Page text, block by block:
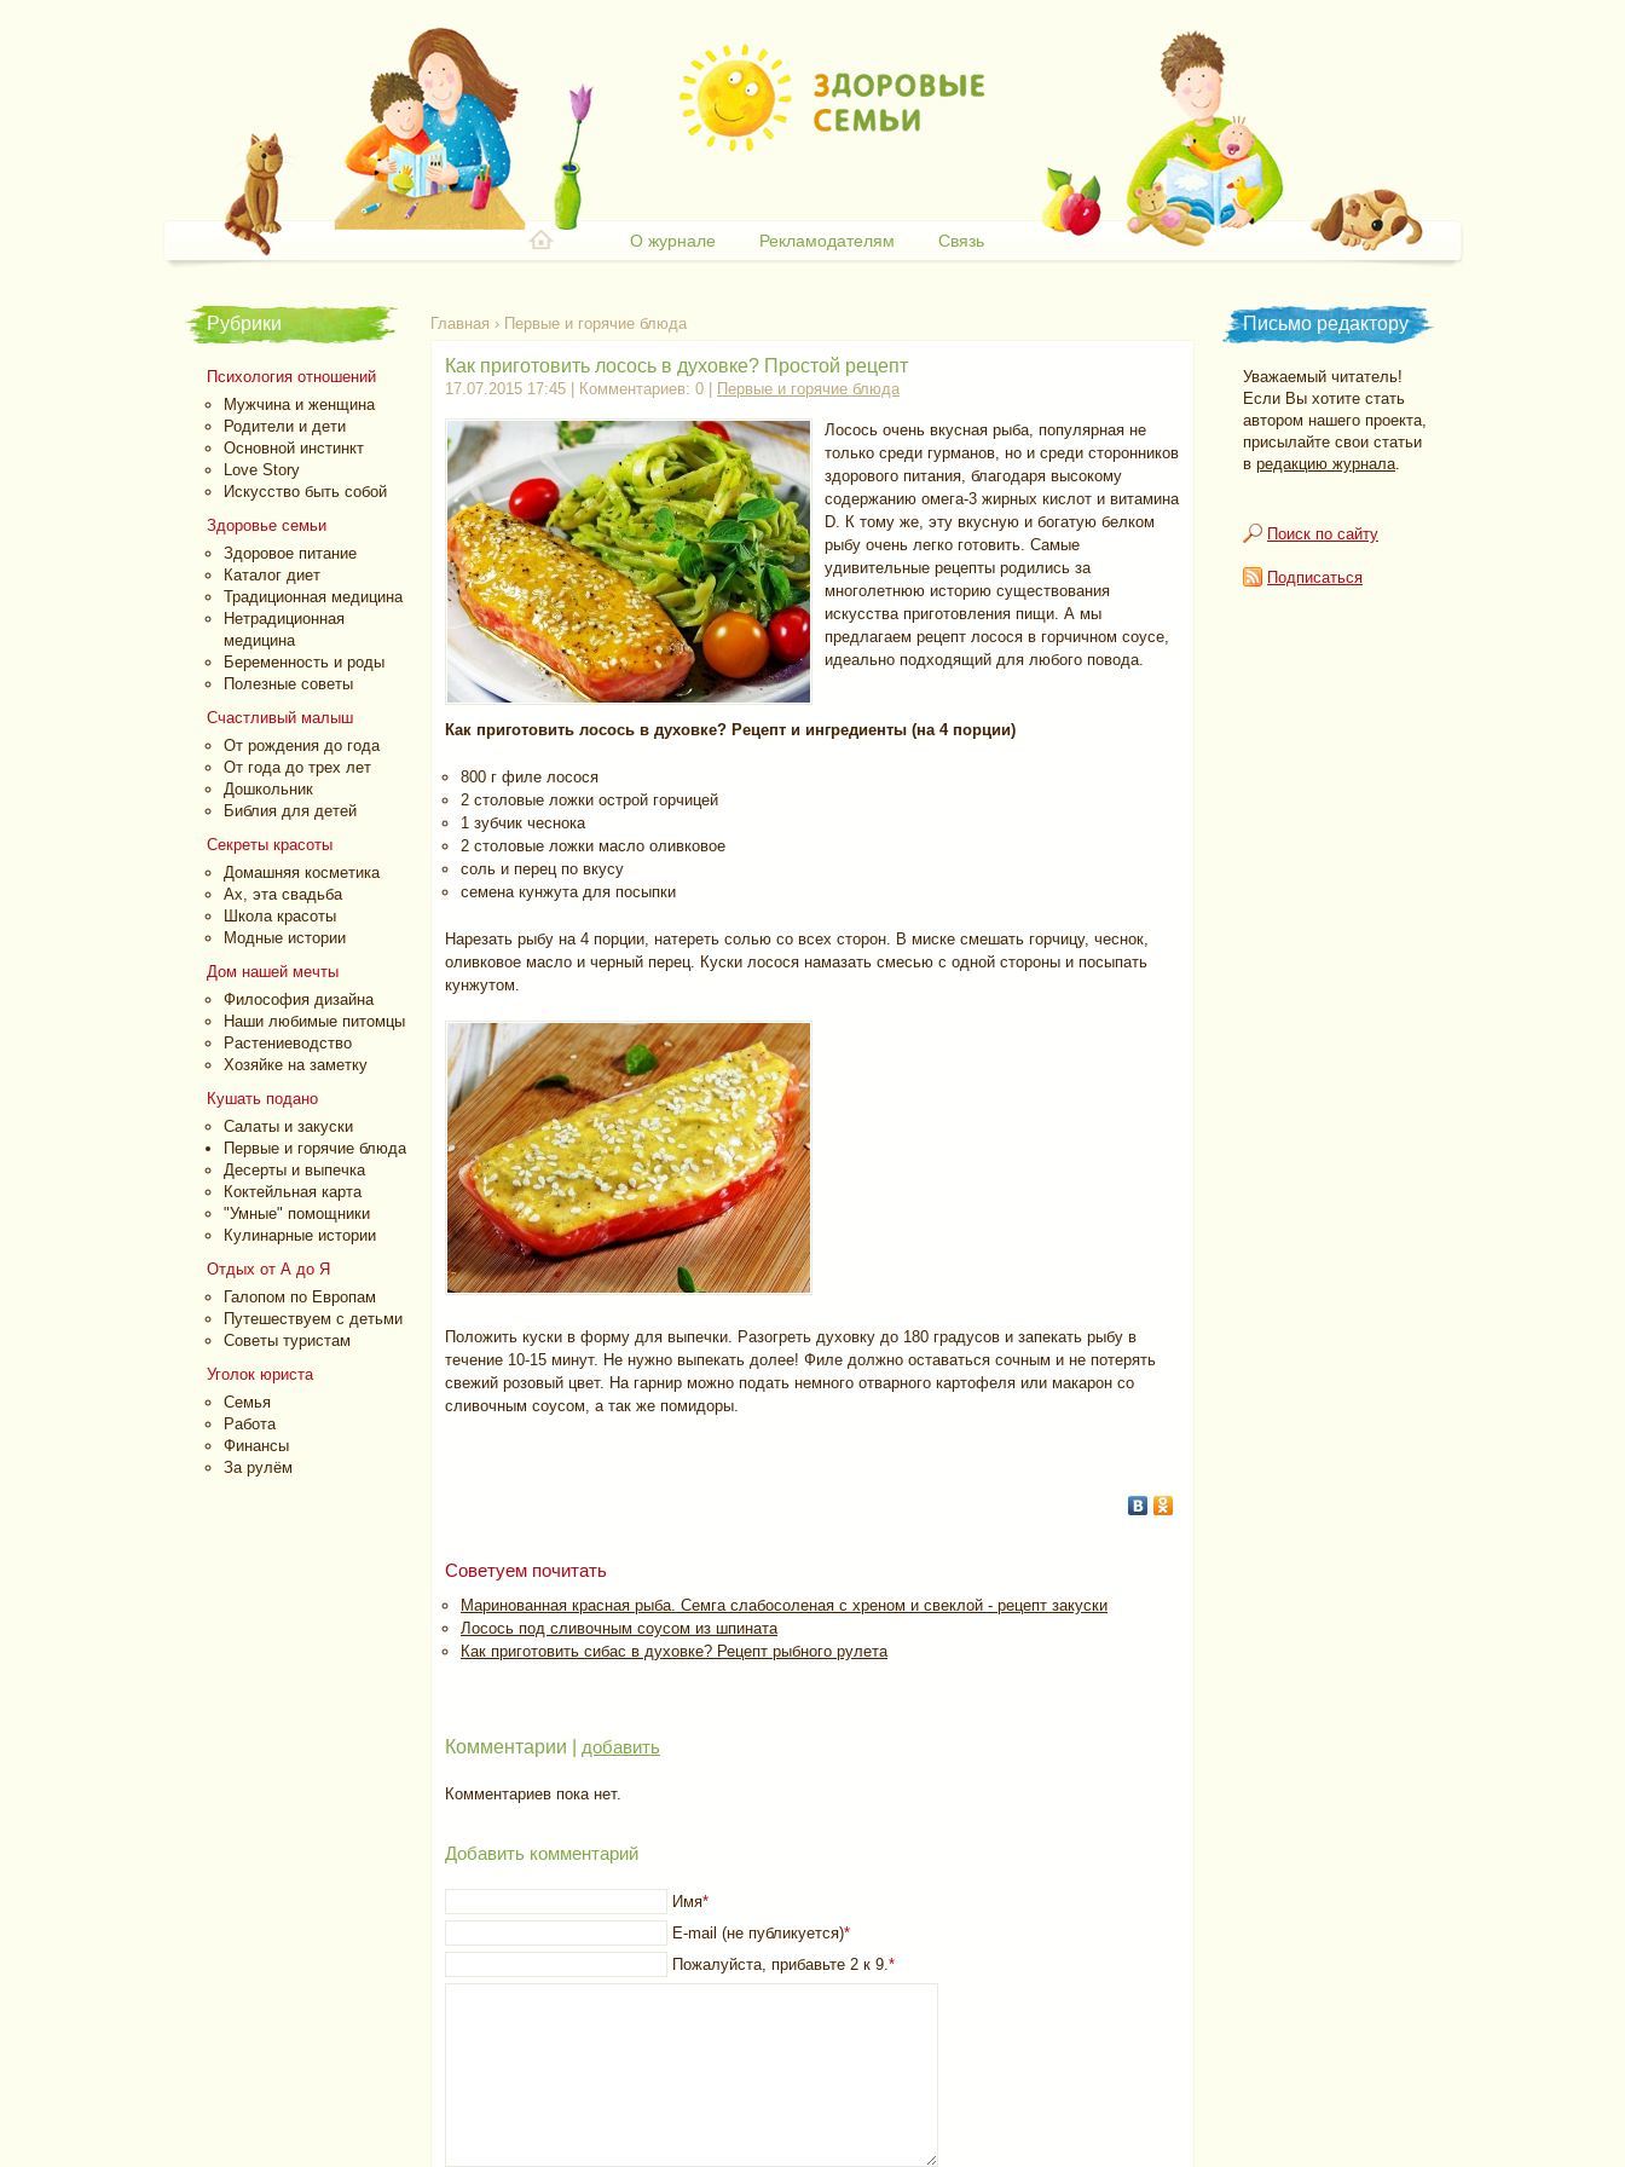
О журнале Рекламодателям Связь
Рубрики
Психология отношений
Мужчина и женщина
Родители и дети
Основной инстинкт
Love Story
Искусство быть собой
Здоровье семьи
Здоровое питание
Каталог диет
Традиционная медицина
Нетрадиционная
медицина
Беременность и роды
Полезные советы
Счастливый малыш
От рождения до года
От года до трех лет
Дошкольник
Библия для детей
Секреты красоты
Домашняя косметика
Ах, эта свадьба
Школа красоты
Модные истории
Дом нашей мечты
Философия дизайна
Наши любимые питомцы
Растениеводство
Хозяйке на заметку
Кушать подано
Салаты и закуски
Первые и горячие блюда
Десерты и выпечка
Коктейльная карта
"Умные" помощники
Кулинарные истории
Отдых от А до Я
Галопом по Европам
Путешествуем с детьми
Советы туристам
Уголок юриста
Семья
Работа
Финансы
За рулём
Письмо редактору
Уважаемый читатель!
Если Вы хотите стать
автором нашего проекта,
присылайте свои статьи
в редакцию журнала.
Поиск по сайту
Подписаться
Главная › Первые и горячие блюда
Как приготовить лосось в духовке? Простой рецепт
17.07.2015 17:45 | Комментариев: 0 | Первые и горячие блюда
Лосось очень вкусная рыба, популярная не
только среди гурманов, но и среди сторонников
здорового питания, благодаря высокому
содержанию омега-3 жирных кислот и витамина
D. К тому же, эту вкусную и богатую белком
рыбу очень легко готовить. Самые
удивительные рецепты родились за
многолетнюю историю существования
искусства приготовления пищи. А мы
предлагаем рецепт лосося в горчичном соусе,
идеально подходящий для любого повода.
Как приготовить лосось в духовке? Рецепт и ингредиенты (на 4 порции)
800 г филе лосося
2 столовые ложки острой горчицей
1 зубчик чеснока
2 столовые ложки масло оливковое
соль и перец по вкусу
семена кунжута для посыпки
Нарезать рыбу на 4 порции, натереть солью со всех сторон. В миске смешать горчицу, чеснок,
оливковое масло и черный перец. Куски лосося намазать смесью с одной стороны и посыпать
кунжутом.
Положить куски в форму для выпечки. Разогреть духовку до 180 градусов и запекать рыбу в
течение 10-15 минут. Не нужно выпекать долее! Филе должно оставаться сочным и не потерять
свежий розовый цвет. На гарнир можно подать немного отварного картофеля или макарон со
сливочным соусом, а так же помидоры.
Советуем почитать
Маринованная красная рыба. Семга слабосоленая с хреном и свеклой - рецепт закуски
Лосось под сливочным соусом из шпината
Как приготовить сибас в духовке? Рецепт рыбного рулета
Комментарии | добавить
Комментариев пока нет.
Добавить комментарий
Имя*
E-mail (не публикуется)*
Пожалуйста, прибавьте 2 к 9.*